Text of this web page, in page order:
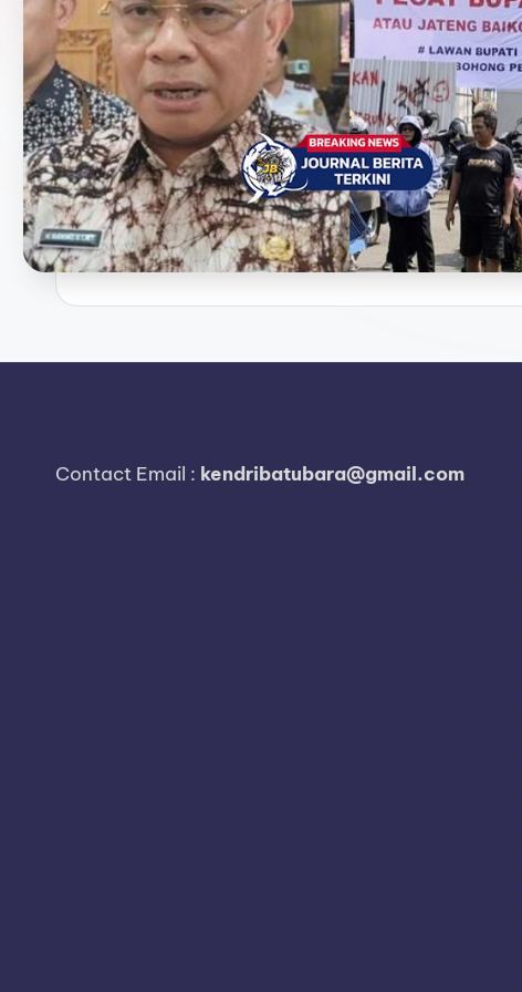
r
i
t
a
T
e
k
n
Contact Email : kendribatubara@gmail.com